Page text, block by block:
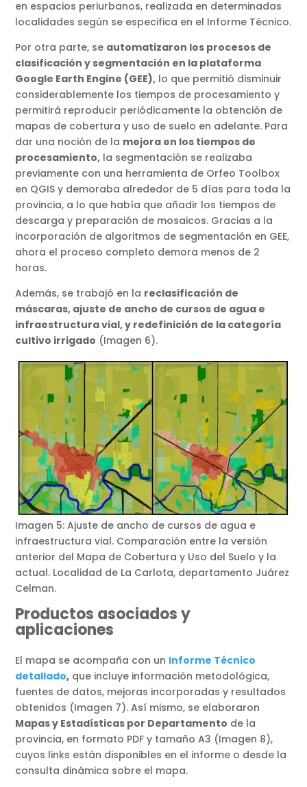
en espacios periurbanos, realizada en determinadas
localidades según se especifica en el Informe Técnico.
Por otra parte, se automatizaron los procesos de
clasificación y segmentación en la plataforma
Google Earth Engine (GEE), lo que permitió disminuir
considerablemente los tiempos de procesamiento y
permitirá reproducir periódicamente la obtención de
mapas de cobertura y uso de suelo en adelante. Para
dar una noción de la mejora en los tiempos de
procesamiento, la segmentación se realizaba
previamente con una herramienta de Orfeo Toolbox
en QGIS y demoraba alrededor de 5 días para toda la
provincia, a lo que había que añadir los tiempos de
descarga y preparación de mosaicos. Gracias a la
incorporación de algoritmos de segmentación en GEE,
ahora el proceso completo demora menos de 2
horas.
Además, se trabajó en la reclasificación de
máscaras, ajuste de ancho de cursos de agua e
infraestructura vial, y redefinición de la categoría
cultivo irrigado (Imagen 6).
Imagen 5: Ajuste de ancho de cursos de agua e
infraestructura vial. Comparación entre la versión
anterior del Mapa de Cobertura y Uso del Suelo y la
actual. Localidad de La Carlota, departamento Juárez
Celman.
Productos asociados y
aplicaciones
El mapa se acompaña con un Informe Técnico
detallado, que incluye información metodológica,
fuentes de datos, mejoras incorporadas y resultados
obtenidos (Imagen 7). Así mismo, se elaboraron
Mapas y Estadísticas por Departamento de la
provincia, en formato PDF y tamaño A3 (Imagen 8),
cuyos links están disponibles en el informe o desde la
consulta dinámica sobre el mapa.